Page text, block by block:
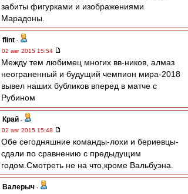
забиты фигурками и изображениями
Марадоны.
flint -
02 авг 2015 15:54
Между тем любимец многих вв-ников, алмаз
неограненный и будущий чемпион мира-2018
вывел наших бубликов вперед в матче с
Рубином
Край -
02 авг 2015 15:48
Обе сегодняшние команды-лохи и бериевцы-
сдали по сравнению с предыдущим
годом.Смотреть не на что,кроме Вальбуэна.
Валерыч -